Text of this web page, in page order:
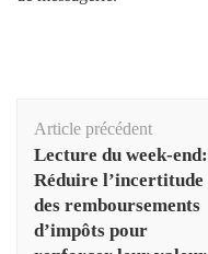
d'article
Article précédent
Lecture du week-end:
Réduire l’incertitude
des remboursements
d’impôts pour